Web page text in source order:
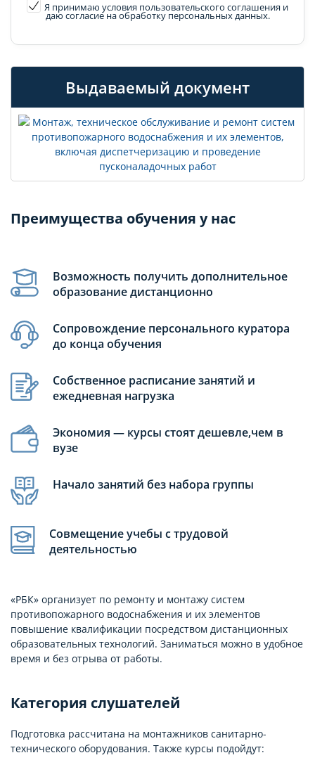
Я принимаю условия пользовательского соглашения и
даю согласие на обработку персональных данных.
Выдаваемый документ
Преимущества обучения у нас
Возможность получить дополнительное
образование дистанционно
Сопровождение персонального куратора
до конца обучения
Собственное расписание занятий и
ежедневная нагрузка
Экономия — курсы стоят дешевле,чем в
вузе
Начало занятий без набора группы
Совмещение учебы с трудовой
деятельностью
«РБК» организует по ремонту и монтажу систем
противопожарного водоснабжения и их элементов
повышение квалификации посредством дистанционных
образовательных технологий. Заниматься можно в удобное
время и без отрыва от работы.
Категория слушателей
Подготовка рассчитана на монтажников санитарно-
технического оборудования. Также курсы подойдут: